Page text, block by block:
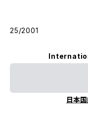
25/2001
日本